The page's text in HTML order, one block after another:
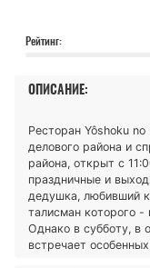
Рейтинг:
ОПИСАНИЕ:
Ресторан Yôshoku
делового района и
района, открыт с
праздничные и
дедушка, любивший
талисман которого -
Однако в субботу, в
встречает